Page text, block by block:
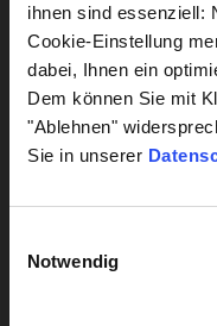
ihnen sind essenziell:
Cookie-Einstellung
dabei, Ihnen ein
Dem können Sie mit
"Ablehnen"
Sie in unserer
Notwendig
Alle Analysen
UNTERNEHMENSBEREICHE
Krankenhaus
Hygiene
Biocontrol